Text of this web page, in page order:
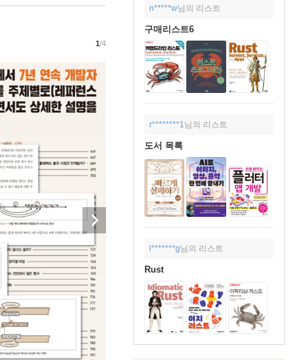
n*****w님의 리스트
구매리스트6
r********1님의 리스트
도서 목록
l*******g님의 리스트
Rust
1/4